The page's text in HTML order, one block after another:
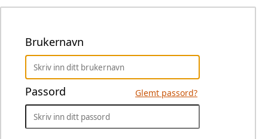
Brukernavn
Passord Glemt passord?